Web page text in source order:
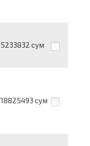
5233832 сум
18825493 сум